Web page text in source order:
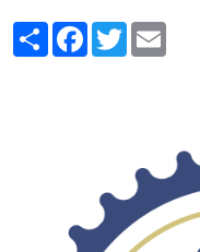
PartagerFacebook
Twitter